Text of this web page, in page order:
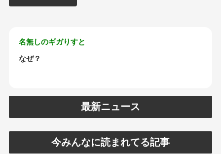
名無しのギガりすと
なぜ？
最新ニュース
今みんなに読まれてる記事